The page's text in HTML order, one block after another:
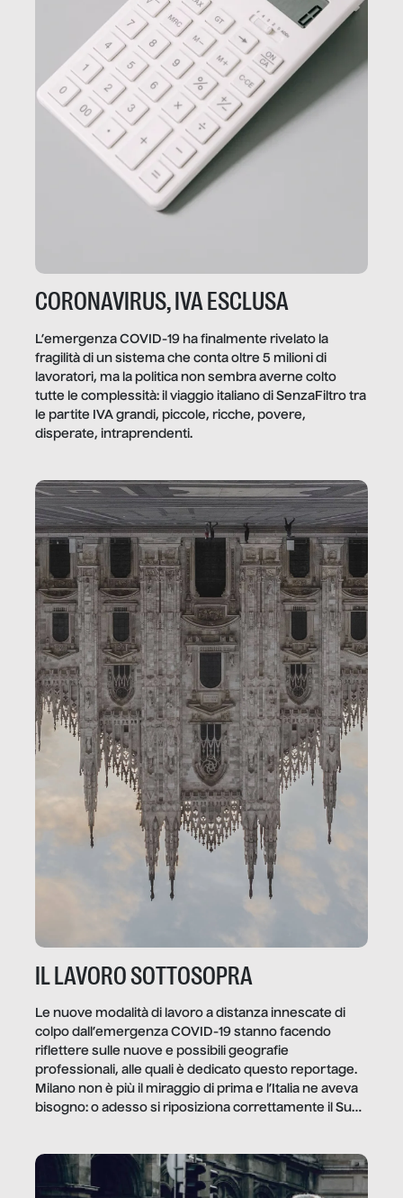
CORONAVIRUS, IVA ESCLUSA
L’emergenza COVID-19 ha finalmente rivelato la
fragilità di un sistema che conta oltre 5 milioni di
lavoratori, ma la politica non sembra averne colto
tutte le complessità: il viaggio italiano di SenzaFiltro tra
le partite IVA grandi, piccole, ricche, povere,
disperate, intraprendenti.
IL LAVORO SOTTOSOPRA
Le nuove modalità di lavoro a distanza innescate di
colpo dall’emergenza COVID-19 stanno facendo
riflettere sulle nuove e possibili geografie
professionali, alle quali è dedicato questo reportage.
Milano non è più il miraggio di prima e l’Italia ne aveva
bisogno: o adesso si riposiziona correttamente il Sud